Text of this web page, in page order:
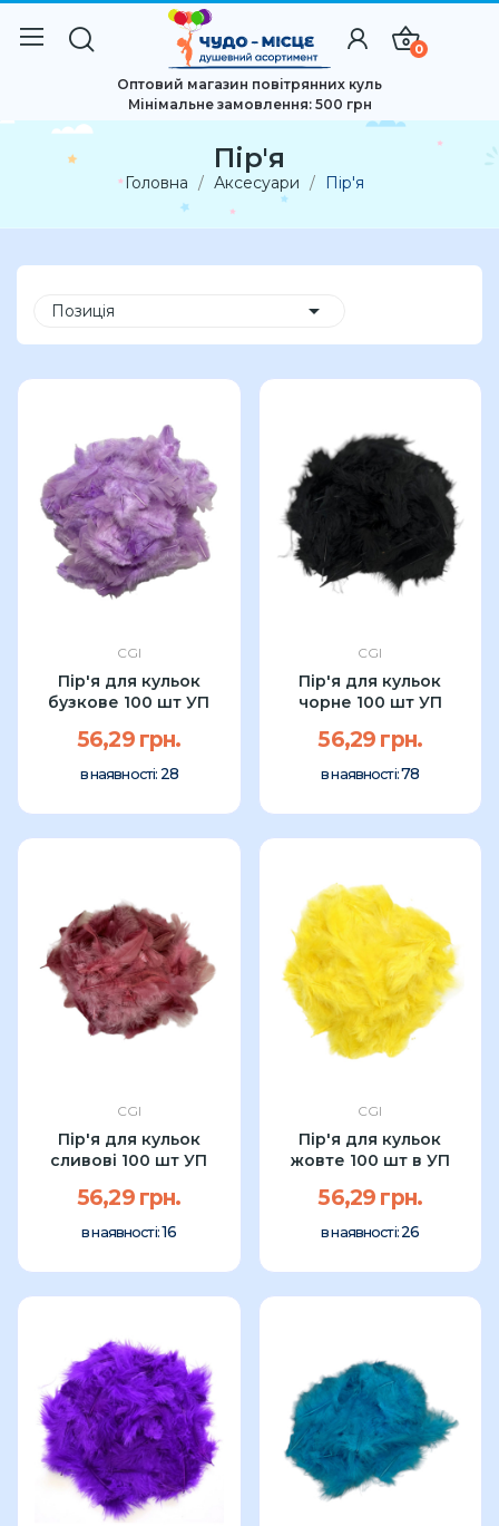
0
Оптовий магазин повітрянних куль
Мінімальне замовлення: 500 грн
Пір'я
Головна Аксесуари Пір'я
Позиція 
CGI
Пір'я для кульок
бузкове 100 шт УП
56,29 грн.
в наявності: 28
CGI
Пір'я для кульок
чорне 100 шт УП
56,29 грн.
в наявності:78
CGI
Пір'я для кульок
сливові 100 шт УП
56,29 грн.
в наявності:16
CGI
Пір'я для кульок
жовте 100 шт в УП
56,29 грн.
в наявності:26